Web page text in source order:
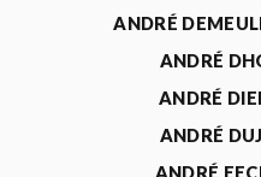
ANDRÉ
ANDRÉ
ANDRÉ
ANDRÉ
ANDRÉ